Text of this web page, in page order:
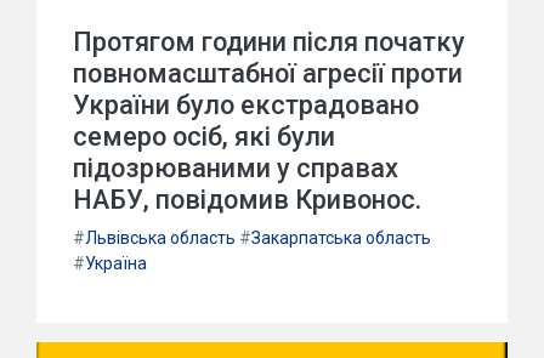
Протягом години після початку
повномасштабної агресії проти
України було екстрадовано
семеро осіб, які були
підозрюваними у справах
НАБУ, повідомив Кривонос.
#Львівська область #Закарпатська область
#Україна